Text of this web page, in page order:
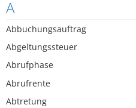
A
Abbuchungsauftrag
Abgeltungssteuer
Abrufphase
Abrufrente
Abtretung